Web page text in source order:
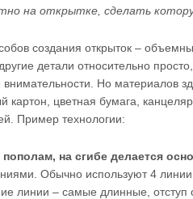
на открытке, сделать
создания открыток –
детали относительно
внимательности. Но материалов
картон, цветная бумага,
Пример технологии:
на сгибе делается
Обычно используют 4
линии – самые длинные, отступ